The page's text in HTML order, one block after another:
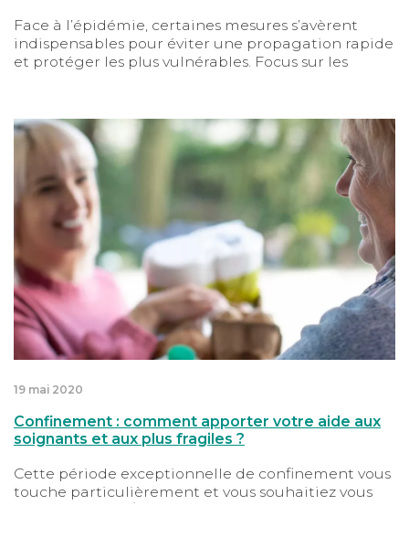
Face à l’épidémie, certaines mesures s’avèrent
indispensables pour éviter une propagation rapide
et protéger les plus vulnérables. Focus sur les
Confinement : comment apporter votre aide aux
19 mai 2020
Confinement : comment apporter votre aide aux
soignants et aux plus fragiles ?
Cette période exceptionnelle de confinement vous
touche particulièrement et vous souhaitiez vous